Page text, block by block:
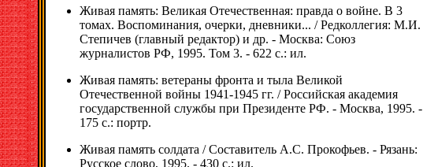
Живая память: Великая Отечественная: правда о войне. В 3
томах. Воспоминания, очерки, дневники... / Редколлегия: М.И.
Степичев (главный редактор) и др. - Москва: Союз
журналистов РФ, 1995. Том 3. - 622 с.: ил.
Живая память: ветераны фронта и тыла Великой
Отечественной войны 1941-1945 гг. / Российская академия
государственной службы при Президенте РФ. - Москва, 1995. -
175 с.: портр.
Живая память солдата / Составитель А.С. Прокофьев. - Рязань:
Русское слово, 1995. - 430 с.: ил.